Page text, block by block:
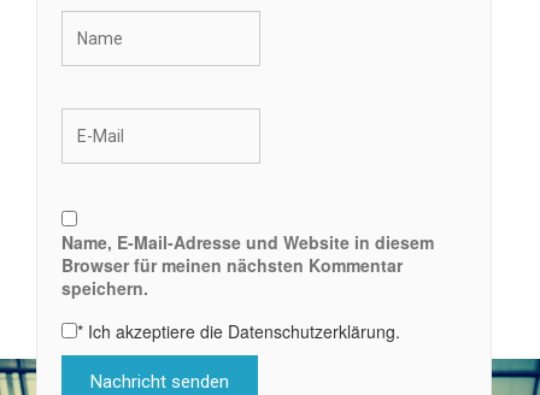
Name, E-Mail-Adresse und Website in diesem
Browser für meinen nächsten Kommentar
speichern.
* Ich akzeptiere die Datenschutzerklärung.